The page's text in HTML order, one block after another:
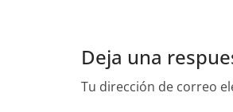
Deja una
Tu dirección de correo